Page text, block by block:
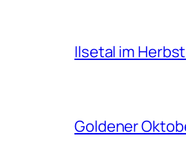
Ilsetal im
Goldener